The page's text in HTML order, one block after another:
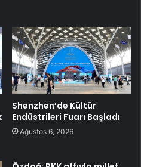
Shenzhen’de Kültür
Endüstrileri Fuarı Başladı
Ağustos 6, 2026